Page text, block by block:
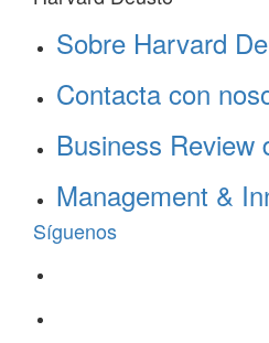
Sobre Harvard
Contacta con
Business Review
Management &
Síguenos